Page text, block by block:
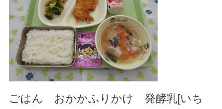
ごはん おかかふりかけ 発酵乳[いち